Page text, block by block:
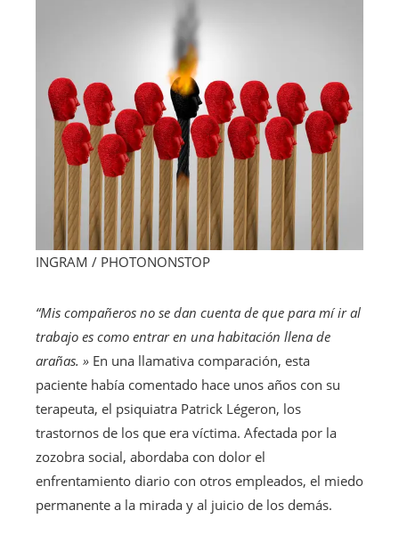
INGRAM / PHOTONONSTOP
“Mis compañeros no se dan cuenta de que para mí ir al
trabajo es como entrar en una habitación llena de
arañas. » En una llamativa comparación, esta
paciente había comentado hace unos años con su
terapeuta, el psiquiatra Patrick Légeron, los
trastornos de los que era víctima. Afectada por la
zozobra social, abordaba con dolor el
enfrentamiento diario con otros empleados, el miedo
permanente a la mirada y al juicio de los demás.